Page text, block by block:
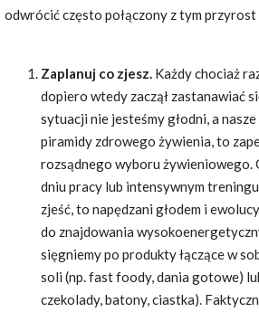
odwrócić często połączony z tym przyrost
Zaplanuj co zjesz. Każdy chociaż
dopiero wtedy zaczął zastanawiać
sytuacji nie jesteśmy głodni, a
piramidy zdrowego żywienia, to
rozsądnego wyboru żywieniowego.
dniu pracy lub intensywnym
zjeść, to napędzani głodem i
do znajdowania
sięgniemy po produkty łączące w
soli (np. fast foody, dania gotowe)
czekolady, batony, ciastka).